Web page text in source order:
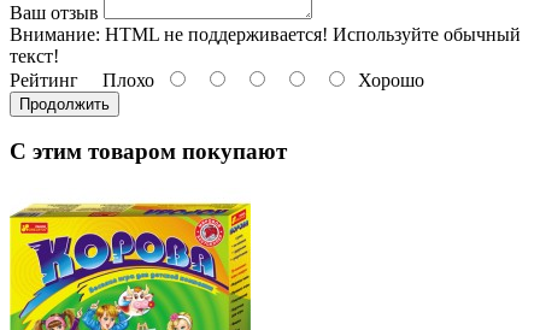
Ваш отзыв
Внимание: HTML не поддерживается! Используйте обычный
текст!
Рейтинг Плохо Хорошо
Продолжить
С этим товаром покупают